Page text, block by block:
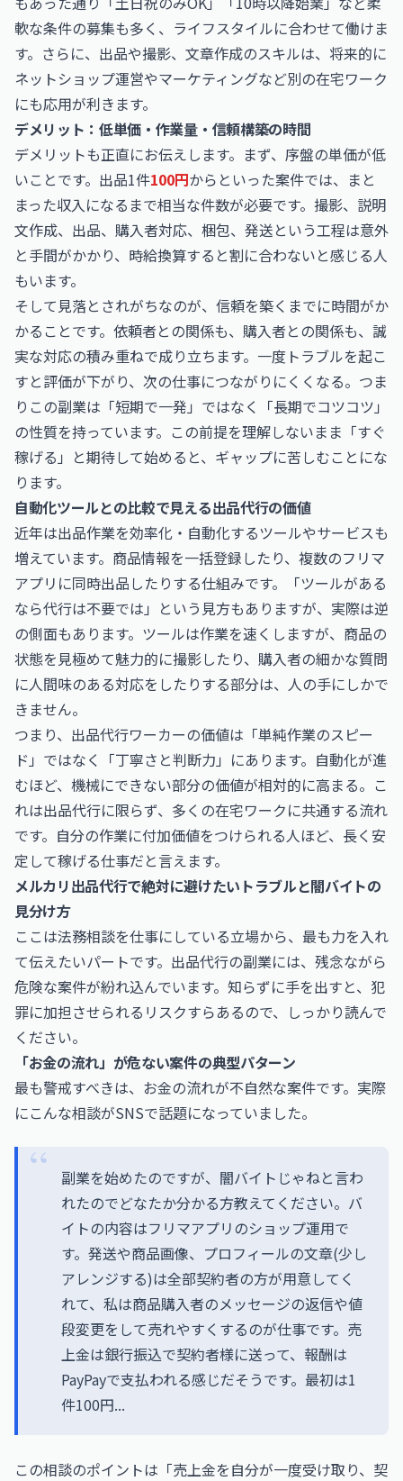
軟な条件の募集も多く、ライフスタイルに合わせて働けま
す。さらに、出品や撮影、文章作成のスキルは、将来的に
ネットショップ運営やマーケティングなど別の在宅ワーク
にも応用が利きます。
デメリット：低単価・作業量・信頼構築の時間
デメリットも正直にお伝えします。まず、序盤の単価が低
いことです。出品1件100円からといった案件では、まと
まった収入になるまで相当な件数が必要です。撮影、説明
文作成、出品、購入者対応、梱包、発送という工程は意外
と手間がかかり、時給換算すると割に合わないと感じる人
もいます。
そして見落とされがちなのが、信頼を築くまでに時間がか
かることです。依頼者との関係も、購入者との関係も、誠
実な対応の積み重ねで成り立ちます。一度トラブルを起こ
すと評価が下がり、次の仕事につながりにくくなる。つま
りこの副業は「短期で一発」ではなく「長期でコツコツ」
の性質を持っています。この前提を理解しないまま「すぐ
稼げる」と期待して始めると、ギャップに苦しむことにな
ります。
自動化ツールとの比較で見える出品代行の価値
近年は出品作業を効率化・自動化するツールやサービスも
増えています。商品情報を一括登録したり、複数のフリマ
アプリに同時出品したりする仕組みです。「ツールがある
なら代行は不要では」という見方もありますが、実際は逆
の側面もあります。ツールは作業を速くしますが、商品の
状態を見極めて魅力的に撮影したり、購入者の細かな質問
に人間味のある対応をしたりする部分は、人の手にしかで
きません。
つまり、出品代行ワーカーの価値は「単純作業のスピー
ド」ではなく「丁寧さと判断力」にあります。自動化が進
むほど、機械にできない部分の価値が相対的に高まる。こ
れは出品代行に限らず、多くの在宅ワークに共通する流れ
です。自分の作業に付加価値をつけられる人ほど、長く安
定して稼げる仕事だと言えます。
メルカリ出品代行で絶対に避けたいトラブルと闇バイトの
見分け方
ここは法務相談を仕事にしている立場から、最も力を入れ
て伝えたいパートです。出品代行の副業には、残念ながら
危険な案件が紛れ込んでいます。知らずに手を出すと、犯
罪に加担させられるリスクすらあるので、しっかり読んで
ください。
「お金の流れ」が危ない案件の典型パターン
最も警戒すべきは、お金の流れが不自然な案件です。実際
にこんな相談がSNSで話題になっていました。
副業を始めたのですが、闇バイトじゃねと言わ
れたのでどなたか分かる方教えてください。バ
イトの内容はフリマアプリのショップ運用で
す。発送や商品画像、プロフィールの文章(少し
アレンジする)は全部契約者の方が用意してく
れて、私は商品購入者のメッセージの返信や値
段変更をして売れやすくするのが仕事です。売
上金は銀行振込で契約者様に送って、報酬は
PayPayで支払われる感じだそうです。最初は1
件100円...
この相談のポイントは「売上金を自分が一度受け取り、契